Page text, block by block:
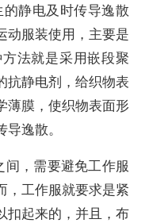
静电及时传导逸散
动服装使用，主要是
法就是采用嵌段聚
抗静电剂，给织物表
薄膜，使织物表面形
逸散。
，需要避免工作服
，工作服就要求是紧
扣起来的，并且，布